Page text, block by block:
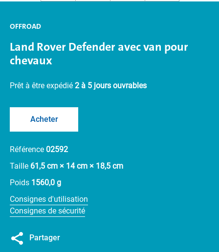
OFFROAD
Land Rover Defender avec van pour
chevaux
Prêt à être expédié 2 à 5 jours ouvrables
Acheter
Référence 02592
Taille 61,5 cm × 14 cm × 18,5 cm
Poids 1560,0 g
Consignes d'utilisation
Consignes de sécurité
Partager